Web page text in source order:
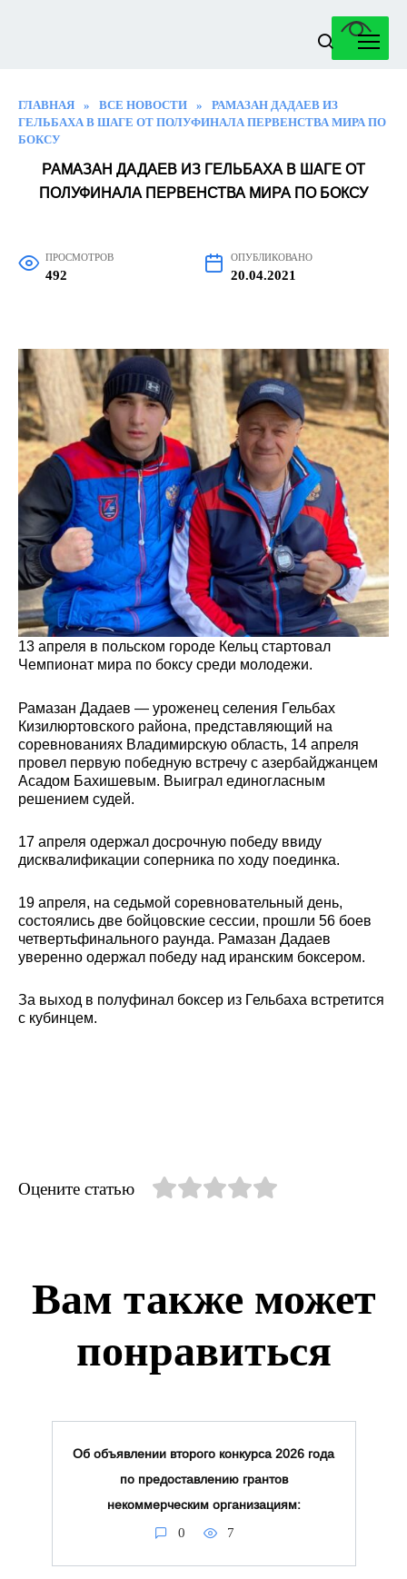
ГЛАВНАЯ » ВСЕ НОВОСТИ »
РАМАЗАН ДАДАЕВ ИЗ
ГЕЛЬБАХА В ШАГЕ ОТ ПОЛУФИНАЛА ПЕРВЕНСТВА МИРА ПО
БОКСУ
РАМАЗАН ДАДАЕВ ИЗ ГЕЛЬБАХА В ШАГЕ ОТ
ПОЛУФИНАЛА ПЕРВЕНСТВА МИРА ПО БОКСУ
ПРОСМОТРОВ
492
ОПУБЛИКОВАНО
20.04.2021
13 апреля в польском городе Кельц стартовал
Чемпионат мира по боксу среди молодежи.
Рамазан Дадаев — уроженец селения Гельбах
Кизилюртовского района, представляющий на
соревнованиях Владимирскую область, 14 апреля
провел первую победную встречу с азербайджанцем
Асадом Бахишевым. Выиграл единогласным
решением судей.
17 апреля одержал досрочную победу ввиду
дисквалификации соперника по ходу поединка.
19 апреля, на седьмой соревновательный день,
состоялись две бойцовские сессии, прошли 56 боев
четвертьфинального раунда. Рамазан Дадаев
уверенно одержал победу над иранским боксером.
За выход в полуфинал боксер из Гельбаха встретится
с кубинцем.
Оцените статью
Вам также может
понравиться
Об объявлении второго конкурса 2026 года
по предоставлению грантов
некоммерческим организациям:
0 7